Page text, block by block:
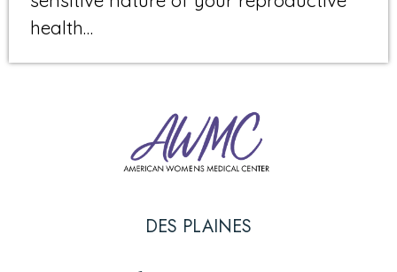
health…
DES PLAINES